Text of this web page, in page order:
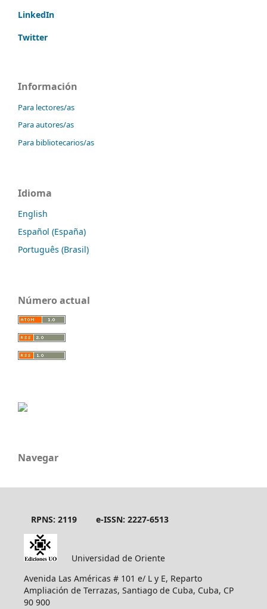
LinkedIn
Twitter
Información
Para lectores/as
Para autores/as
Para bibliotecarios/as
Idioma
English
Español (España)
Português (Brasil)
Número actual
Navegar
RPNS: 2119 e-ISSN: 2227-6513
Universidad de Oriente
Avenida Las Américas # 101 e/ L y E, Reparto
Ampliación de Terrazas, Santiago de Cuba, Cuba, CP
90 900